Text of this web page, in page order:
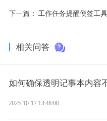
下一篇： 工作任务提醒便签工
相关问答
如何确保透明记事本内容
2025-10-17 13:48:08